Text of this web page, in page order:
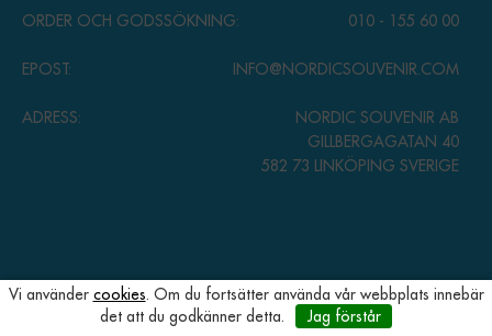
Vi använder cookies. Om du fortsätter använda vår webbplats innebär
det att du godkänner detta.
Jag förstår
ORDER OCH GODSSÖKNING: 010 - 155 60 00
EPOST: INFO@NORDICSOUVENIR.COM
ADRESS:
NORDIC SOUVENIR AB
GILLBERGAGATAN 40
582 73 LINKÖPING SVERIGE